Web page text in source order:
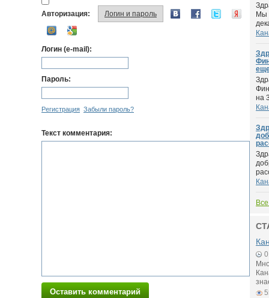
Авторизация: Логин и пароль
Логин (e-mail):
Пароль:
Регистрация Забыли пароль?
Текст комментария:
Оставить комментарий
Мы
на